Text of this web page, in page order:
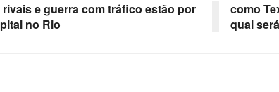
e guerra com tráfico estão por
no Rio
como
qual